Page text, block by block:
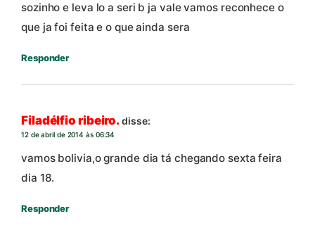
sozinho e leva lo a seri b ja vale vamos reconhece o
que ja foi feita e o que ainda sera
Responder
Filadélfio ribeiro.disse:
12 de abril de 2014 às 06:34
vamos bolivia,o grande dia tá chegando sexta feira
dia 18.
Responder